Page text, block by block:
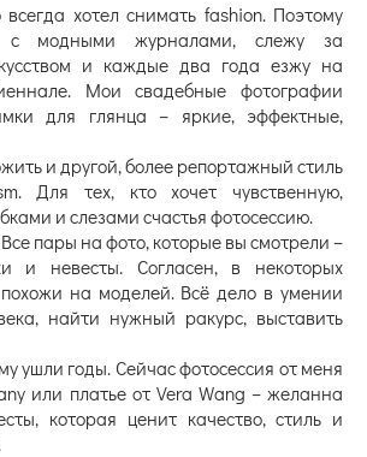
хотел снимать fashion. Поэтому
с модными журналами, слежу за
и каждые два года езжу на
Мои свадебные фотографии
для глянца – яркие, эффектные,
и другой, более репортажный стиль
Для тех, кто хочет чувственную,
и слезами счастья фотосессию.
пары на фото, которые вы смотрели –
и невесты. Согласен, в некоторых
на моделей. Всё дело в умении
найти нужный ракурс, выставить
ушли годы. Сейчас фотосессия от меня
или платье от Vera Wang – желанна
которая ценит качество, стиль и